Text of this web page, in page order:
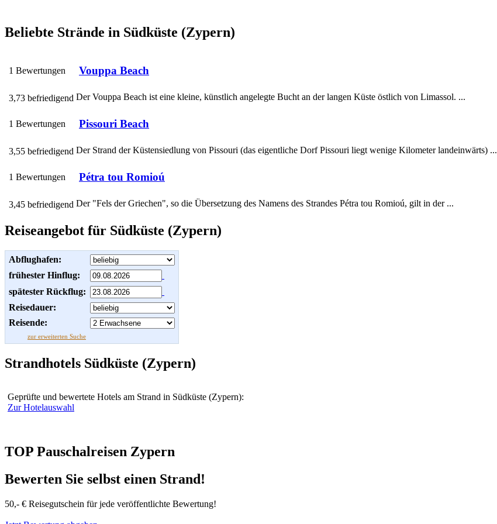
Beliebte Strände in Südküste (Zypern)
1 Bewertungen Vouppa Beach
Der Vouppa Beach ist eine kleine, künstlich angelegte Bucht an der langen Küste östlich von Limassol. ...
3,73 befriedigend
1 Bewertungen Pissouri Beach
Der Strand der Küstensiedlung von Pissouri (das eigentliche Dorf Pissouri liegt wenige Kilometer landeinwärts) ...
3,55 befriedigend
1 Bewertungen Pétra tou Romioú
Der "Fels der Griechen", so die Übersetzung des Namens des Strandes Pétra tou Romioú, gilt in der ...
3,45 befriedigend
Reiseangebot für Südküste (Zypern)
Abflughafen:
frühester Hinflug:
spätester Rückflug:
Reisedauer:
Reisende:
zur erweiterten Suche
Strandhotels Südküste (Zypern)
Geprüfte und bewertete Hotels am Strand in Südküste (Zypern):
Zur Hotelauswahl
TOP Pauschalreisen Zypern
Bewerten Sie selbst einen Strand!
50,- € Reisegutschein für jede veröffentlichte Bewertung!